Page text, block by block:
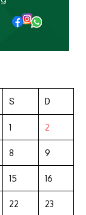
S D
1 2
8 9
15 16
22 23